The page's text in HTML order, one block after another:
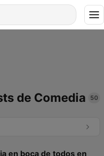
de Comedia 50
en boca de todos en